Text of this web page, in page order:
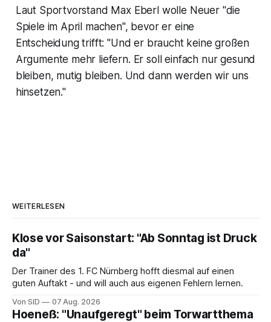
Laut Sportvorstand Max Eberl wolle Neuer "die
Spiele im April machen", bevor er eine
Entscheidung trifft: "Und er braucht keine großen
Argumente mehr liefern. Er soll einfach nur gesund
bleiben, mutig bleiben. Und dann werden wir uns
hinsetzen."
WEITERLESEN
Klose vor Saisonstart: "Ab Sonntag ist Druck
da"
Der Trainer des 1. FC Nürnberg hofft diesmal auf einen
guten Auftakt - und will auch aus eigenen Fehlern lernen.
Von SID 07 Aug. 2026
Hoeneß: "Unaufgeregt" beim Torwartthema